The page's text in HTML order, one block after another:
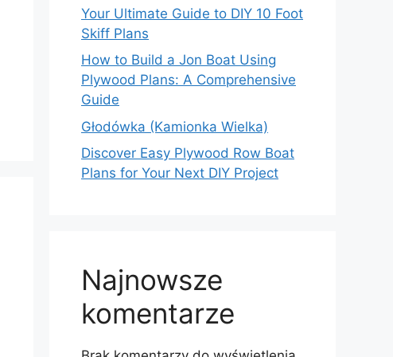
Your Ultimate Guide to DIY 10 Foot
Skiff Plans
How to Build a Jon Boat Using
Plywood Plans: A Comprehensive
Guide
Głodówka (Kamionka Wielka)
Discover Easy Plywood Row Boat
Plans for Your Next DIY Project
Najnowsze
komentarze